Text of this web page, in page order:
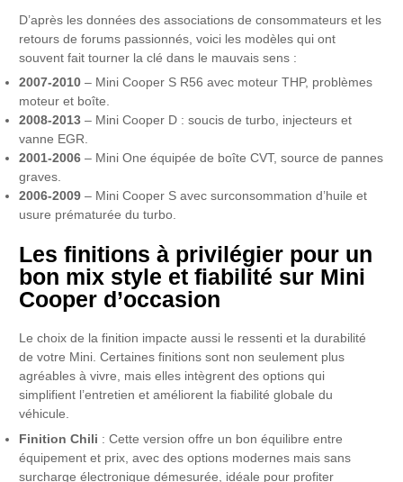
D’après les données des associations de consommateurs et les
retours de forums passionnés, voici les modèles qui ont
souvent fait tourner la clé dans le mauvais sens :
2007-2010 – Mini Cooper S R56 avec moteur THP, problèmes
moteur et boîte.
2008-2013 – Mini Cooper D : soucis de turbo, injecteurs et
vanne EGR.
2001-2006 – Mini One équipée de boîte CVT, source de pannes
graves.
2006-2009 – Mini Cooper S avec surconsommation d’huile et
usure prématurée du turbo.
Les finitions à privilégier pour un
bon mix style et fiabilité sur Mini
Cooper d’occasion
Le choix de la finition impacte aussi le ressenti et la durabilité
de votre Mini. Certaines finitions sont non seulement plus
agréables à vivre, mais elles intègrent des options qui
simplifient l’entretien et améliorent la fiabilité globale du
véhicule.
Finition Chili : Cette version offre un bon équilibre entre
équipement et prix, avec des options modernes mais sans
surcharge électronique démesurée, idéale pour profiter